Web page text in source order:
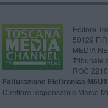
Editore
50129
MEDIA
Tribunale
ROC
Fatturazione Elettronica
Direttore responsabile Marco